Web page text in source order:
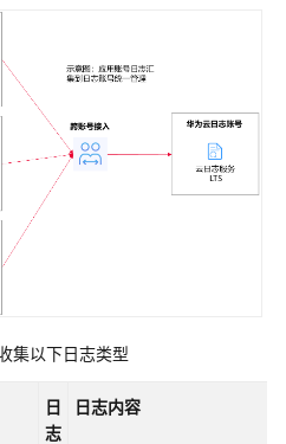
集以下日志类型
日
志
日志内容